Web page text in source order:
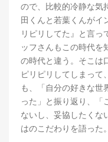
ので、比較的冷静な気
田くんと若葉くんがイ
リピリしてた』と言っ
ッフさんもこの時代を
の時代と違う。そこは
ピリピリしてしまって
も、「自分の好きな世
った」と振り返り、「
ないし、妥協したくな
はのこだわりを語った。